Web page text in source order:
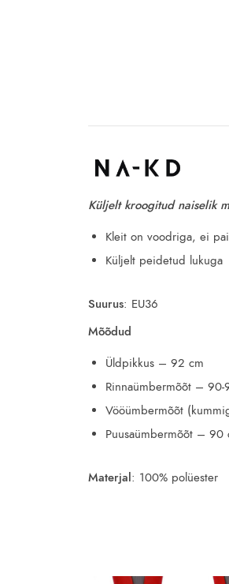
Küljelt kroogitud naiselik
Kleit on voodriga, ei
Küljelt peidetud lukuga
Suurus: EU36
Mõõdud
Üldpikkus – 92 cm
Rinnaümbermõõt – 90-
Vööümbermõõt
Puusaümbermõõt – 90
Materjal: 100% polüester